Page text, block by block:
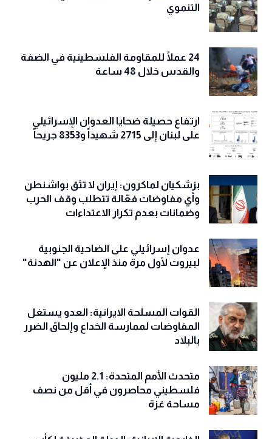
التنموي
24 عملًا للمقاومة الفلسطينية في الضفة
والقدس خلال 48 ساعة
ارتفاع حصيلة ضحايا العدوان الإسرائيلي
على لبنان إلى 2715 شهيداً و8353 جريحاً
بزشكيان لماكرون: إيران لا تثق بواشنطن
وأي مفاوضات فعّالة تتطلب وقف الحرب
وضمانات بعدم تكرار الاعتداءات
عدوان إسرائيلي على الضاحية الجنوبية
لبيروت لأول مرة منذ الإعلان عن "الهدنة"
القوات المسلحة الايرانية: العدو يستغل
المفاوضات لممارسة الخداع وإلحاق الضرر
بالبلاد
متحدث الأمم المتحدة: 2.1 مليون
فلسطيني محاصرون في أقل من نصف
مساحة غزة